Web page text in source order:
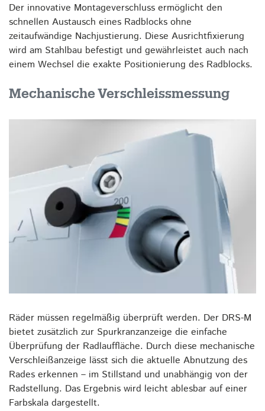
Der innovative Montageverschluss ermöglicht den
schnellen Austausch eines Radblocks ohne
zeitaufwändige Nachjustierung. Diese Ausrichtfixierung
wird am Stahlbau befestigt und gewährleistet auch nach
einem Wechsel die exakte Positionierung des Radblocks.
Mechanische Verschleissmessung
Räder müssen regelmäßig überprüft werden. Der DRS-M
bietet zusätzlich zur Spurkranzanzeige die einfache
Überprüfung der Radlauffläche. Durch diese mechanische
Verschleißanzeige lässt sich die aktuelle Abnutzung des
Rades erkennen – im Stillstand und unabhängig von der
Radstellung. Das Ergebnis wird leicht ablesbar auf einer
Farbskala dargestellt.